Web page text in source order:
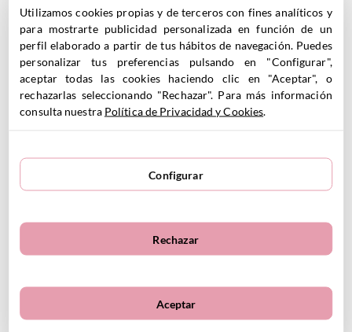
Ciervo Balancín FSC Fairy
Garden
9.00 €
Actividades Sensoriales
Jeanne
14.99€
Jules Mini Bailarín
14.99€
Utilizamos cookies propias y de terceros con fines analíticos y
para mostrarte publicidad personalizada en función de un
perfil elaborado a partir de tus hábitos de navegación. Puedes
personalizar tus preferencias pulsando en "Configurar",
aceptar todas las cookies haciendo clic en "Aceptar", o
rechazarlas seleccionando "Rechazar". Para más información
consulta nuestra Política de Privacidad y Cookies.
Configurar
Rechazar
Aceptar